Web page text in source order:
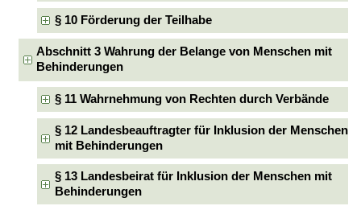
§ 10 Förderung der Teilhabe
Abschnitt 3 Wahrung der Belange von Menschen mit
Behinderungen
§ 11 Wahrnehmung von Rechten durch Verbände
§ 12 Landesbeauftragter für Inklusion der Menschen
mit Behinderungen
§ 13 Landesbeirat für Inklusion der Menschen mit
Behinderungen